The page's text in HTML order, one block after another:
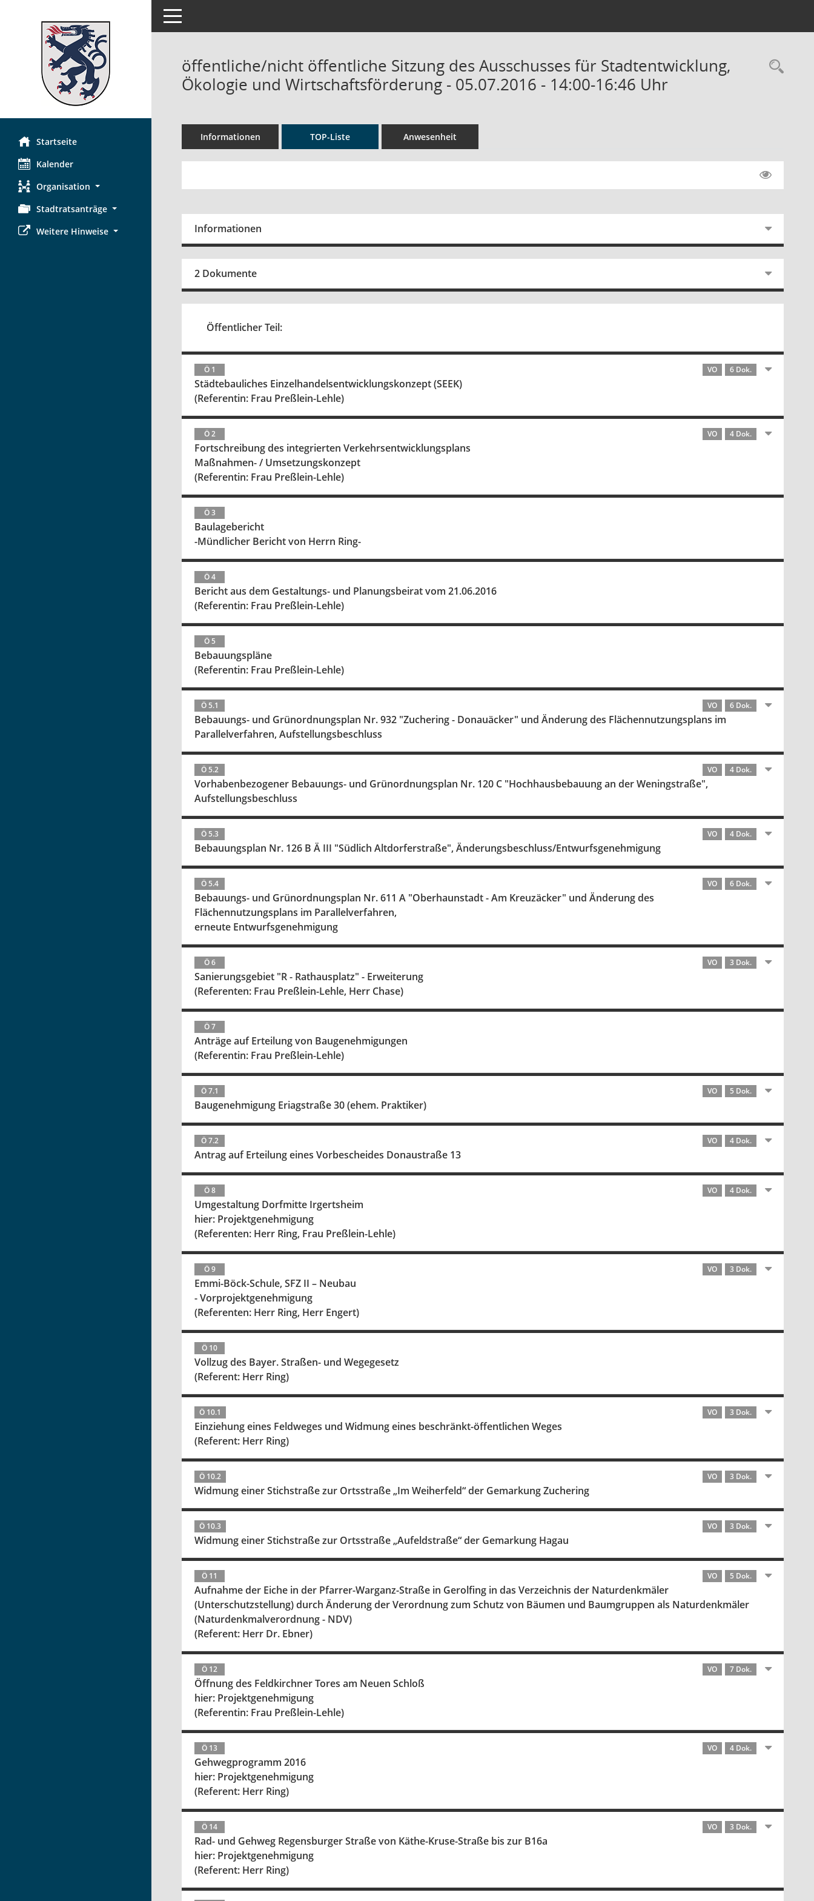
Startseite
Kalender
Organisation
Stadtratsanträge
Weitere Hinweise
Toggle navigation
öffentliche/nicht öffentliche Sitzung des Ausschusses für Stadtentwicklung,
Ökologie und Wirtschaftsförderung - 05.07.2016 - 14:00-16:46 Uhr
Informationen TOP-Liste Anwesenheit
Informationen
2 Dokumente
Öffentlicher Teil:
Ö 1 VO 6 Dok.
Städtebauliches Einzelhandelsentwicklungskonzept (SEEK)
(Referentin: Frau Preßlein-Lehle)
Ö 2 VO 4 Dok.
Fortschreibung des integrierten Verkehrsentwicklungsplans
Maßnahmen- / Umsetzungskonzept
(Referentin: Frau Preßlein-Lehle)
Ö 3
Baulagebericht
-Mündlicher Bericht von Herrn Ring-
Ö 4
Bericht aus dem Gestaltungs- und Planungsbeirat vom 21.06.2016
(Referentin: Frau Preßlein-Lehle)
Ö 5
Bebauungspläne
(Referentin: Frau Preßlein-Lehle)
Ö 5.1 VO 6 Dok.
Bebauungs- und Grünordnungsplan Nr. 932 "Zuchering - Donauäcker" und Änderung des Flächennutzungsplans im
Parallelverfahren, Aufstellungsbeschluss
Ö 5.2 VO 4 Dok.
Vorhabenbezogener Bebauungs- und Grünordnungsplan Nr. 120 C "Hochhausbebauung an der Weningstraße",
Aufstellungsbeschluss
Ö 5.3 VO 4 Dok.
Bebauungsplan Nr. 126 B Ä III "Südlich Altdorferstraße", Änderungsbeschluss/Entwurfsgenehmigung
Ö 5.4 VO 6 Dok.
Bebauungs- und Grünordnungsplan Nr. 611 A "Oberhaunstadt - Am Kreuzäcker" und Änderung des
Flächennutzungsplans im Parallelverfahren,
erneute Entwurfsgenehmigung
Ö 6 VO 3 Dok.
Sanierungsgebiet "R - Rathausplatz" - Erweiterung
(Referenten: Frau Preßlein-Lehle, Herr Chase)
Ö 7
Anträge auf Erteilung von Baugenehmigungen
(Referentin: Frau Preßlein-Lehle)
Ö 7.1 VO 5 Dok.
Baugenehmigung Eriagstraße 30 (ehem. Praktiker)
Ö 7.2 VO 4 Dok.
Antrag auf Erteilung eines Vorbescheides Donaustraße 13
Ö 8 VO 4 Dok.
Umgestaltung Dorfmitte Irgertsheim
hier: Projektgenehmigung
(Referenten: Herr Ring, Frau Preßlein-Lehle)
Ö 9 VO 3 Dok.
Emmi-Böck-Schule, SFZ II – Neubau
- Vorprojektgenehmigung
(Referenten: Herr Ring, Herr Engert)
Ö 10
Vollzug des Bayer. Straßen- und Wegegesetz
(Referent: Herr Ring)
Ö 10.1 VO 3 Dok.
Einziehung eines Feldweges und Widmung eines beschränkt-öffentlichen Weges
(Referent: Herr Ring)
Ö 10.2 VO 3 Dok.
Widmung einer Stichstraße zur Ortsstraße „Im Weiherfeld“ der Gemarkung Zuchering
Ö 10.3 VO 3 Dok.
Widmung einer Stichstraße zur Ortsstraße „Aufeldstraße“ der Gemarkung Hagau
Ö 11 VO 5 Dok.
Aufnahme der Eiche in der Pfarrer-Warganz-Straße in Gerolfing in das Verzeichnis der Naturdenkmäler
(Unterschutzstellung) durch Änderung der Verordnung zum Schutz von Bäumen und Baumgruppen als Naturdenkmäler
(Naturdenkmalverordnung - NDV)
(Referent: Herr Dr. Ebner)
Ö 12 VO 7 Dok.
Öffnung des Feldkirchner Tores am Neuen Schloß
hier: Projektgenehmigung
(Referentin: Frau Preßlein-Lehle)
Ö 13 VO 4 Dok.
Gehwegprogramm 2016
hier: Projektgenehmigung
(Referent: Herr Ring)
Ö 14 VO 3 Dok.
Rad- und Gehweg Regensburger Straße von Käthe-Kruse-Straße bis zur B16a
hier: Projektgenehmigung
(Referent: Herr Ring)